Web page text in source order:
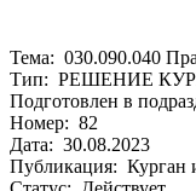
Тема: 030.090.040
Тип: РЕШЕНИЕ
Подготовлен в
Номер: 82
Дата: 30.08.2023
Публикация: Курган